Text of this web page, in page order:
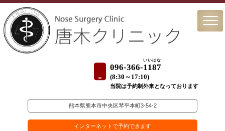
096-366-1187
いいはな
(8:30～17:10)
当院は予約制外来となっております
熊本県熊本市中央区琴平本町3-54-2
インターネットで予約できます